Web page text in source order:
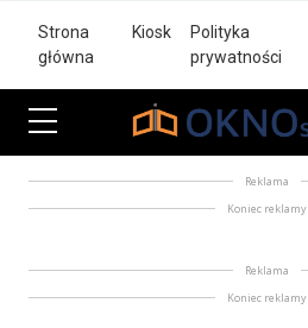
Strona
główna
Kiosk
Polityka
prywatności
Reklama
Koniec reklamy
Reklama
Koniec reklamy